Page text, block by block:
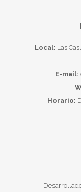
Local: Las
E-mail:
Horario: